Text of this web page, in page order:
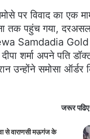
पर विवाद का एक
तक पहुंच गया, दरअसल
Samdadia
दीपा शर्मा अपने पति
समोसा ऑर्डर
जरूर पढिए
से वाराणसी मऊगंज के